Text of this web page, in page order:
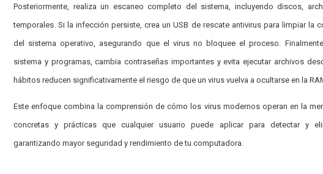
Posteriormente, realiza un escaneo completo del sistema, incluyendo discos,
temporales. Si la infección persiste, crea un USB de rescate antivirus para limpiar la
del sistema operativo, asegurando que el virus no bloquee el proceso.
sistema y programas, cambia contraseñas importantes y evita ejecutar archivos
hábitos reducen significativamente el riesgo de que un virus vuelva a ocultarse en la
Este enfoque combina la comprensión de cómo los virus modernos operan en la
concretas y prácticas que cualquier usuario puede aplicar para detectar y
garantizando mayor seguridad y rendimiento de tu computadora.